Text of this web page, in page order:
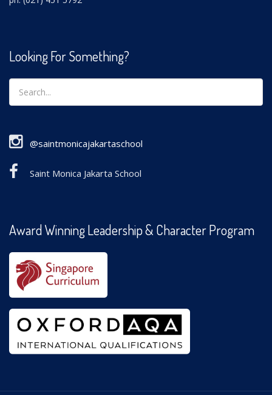
Looking For Something?
@saintmonicajakartaschool
Saint Monica Jakarta School
Award Winning Leadership & Character Program